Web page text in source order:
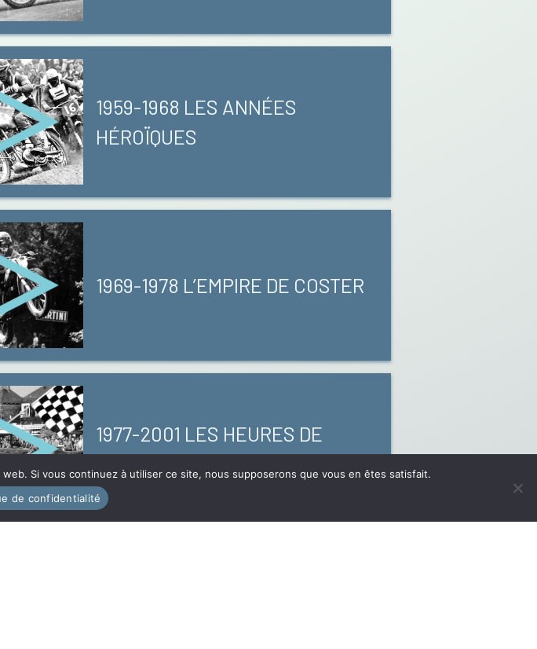
1959-1968 LES ANNÉES
HÉROÏQUES
1969-1978 L’EMPIRE DE COSTER
1977-2001 LES HEURES DE
GLOIRE
Si vous continuez à utiliser ce site, nous supposerons que vous en êtes satisfait.
de confidentialité